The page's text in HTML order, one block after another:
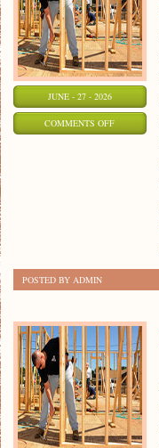
JUNE - 27 - 2026
COMMENTS OFFON
POSTED BY ADMIN